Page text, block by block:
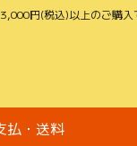
円(税込)以上のご購入
払・送料